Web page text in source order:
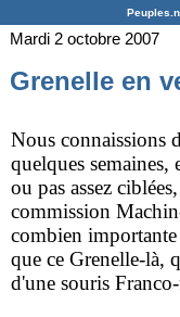
Mardi 2 octobre 2007
Grenelle en
Nous connaissions
quelques semaines,
ou pas assez
commission
combien
que ce Grenelle-là,
d'une souris